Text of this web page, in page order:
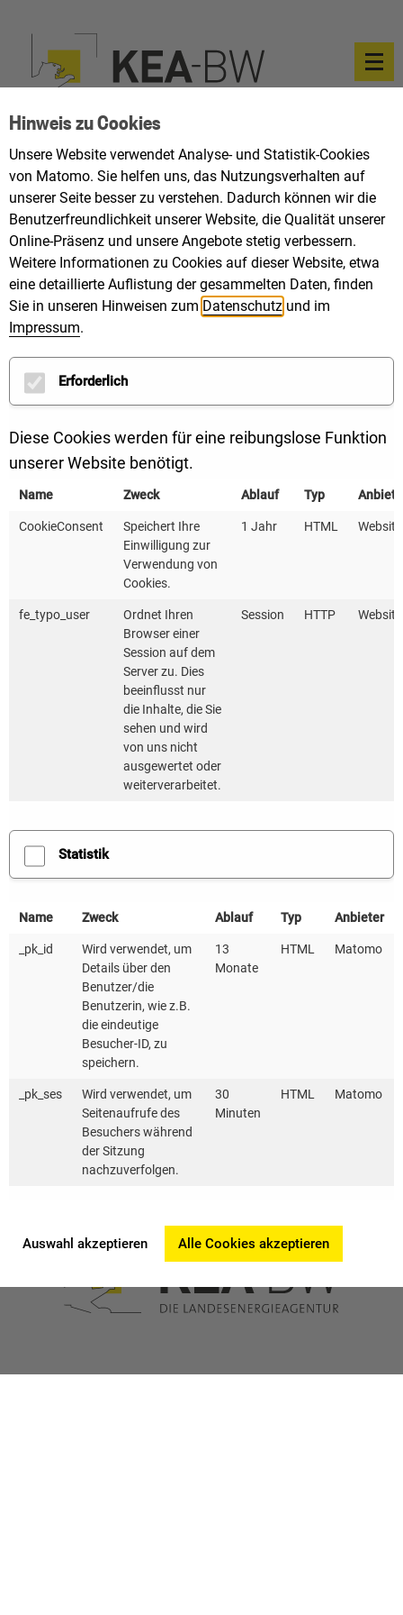
Dieser Inhalt verwendet Karten von
OpenStreetMap. Durch Aktivierung der Karte
werden Daten von diesem Anbieter geladen und
auch an diesen übertragen.
Einmalig aktivieren
Dauerhaft aktivieren
Hinweis zu Cookies
Unsere Website verwendet Analyse- und Statistik-Cookies
von Matomo. Sie helfen uns, das Nutzungsverhalten auf
unserer Seite besser zu verstehen. Dadurch können wir die
Benutzerfreundlichkeit unserer Website, die Qualität unserer
Online-Präsenz und unsere Angebote stetig verbessern.
Weitere Informationen zu Cookies auf dieser Website, etwa
eine detaillierte Auflistung der gesammelten Daten, finden
Sie in unseren Hinweisen zum Datenschutz und im
Impressum.
Erforderlich
Diese Cookies werden für eine reibungslose Funktion
unserer Website benötigt.
Name Zweck Ablauf Typ
CookieConsent
Speichert Ihre
Einwilligung zur
Verwendung von
Cookies.
1 Jahr HTML Website
fe_typo_user
Ordnet Ihren
Browser einer
Session auf dem
Server zu. Dies
beeinflusst nur
die Inhalte, die Sie
sehen und wird
von uns nicht
ausgewertet oder
weiterverarbeitet.
Session HTTP Website
Statistik
Name Zweck Ablauf Typ Anbieter
_pk_id
Wird verwendet, um
Details über den
Benutzer/die
Benutzerin, wie z.B.
die eindeutige
Besucher-ID, zu
speichern.
13
Monate
HTML Matomo
_pk_ses
Wird verwendet, um
Seitenaufrufe des
Besuchers während
der Sitzung
nachzuverfolgen.
30
Minuten
HTML Matomo
Auswahl akzeptieren Alle Cookies akzeptieren